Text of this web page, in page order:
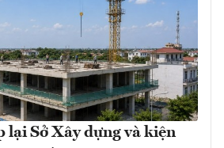
lại Sở Xây dựng và kiện